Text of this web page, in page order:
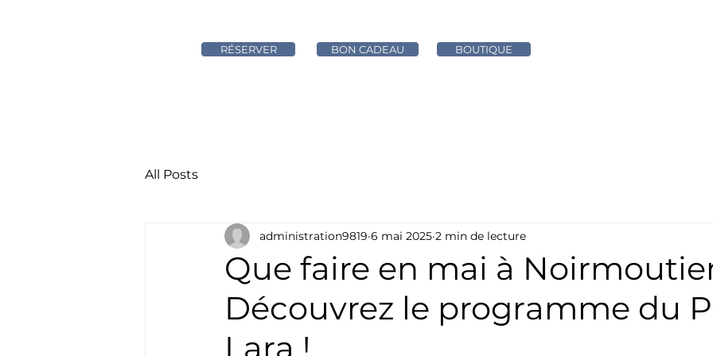
RÉSERVER BON CADEAU BOUTIQUE
All Posts
Que faire en mai à
Découvrez le programme du
Lara !
administration9819 6 mai 2025 2 min de lecture